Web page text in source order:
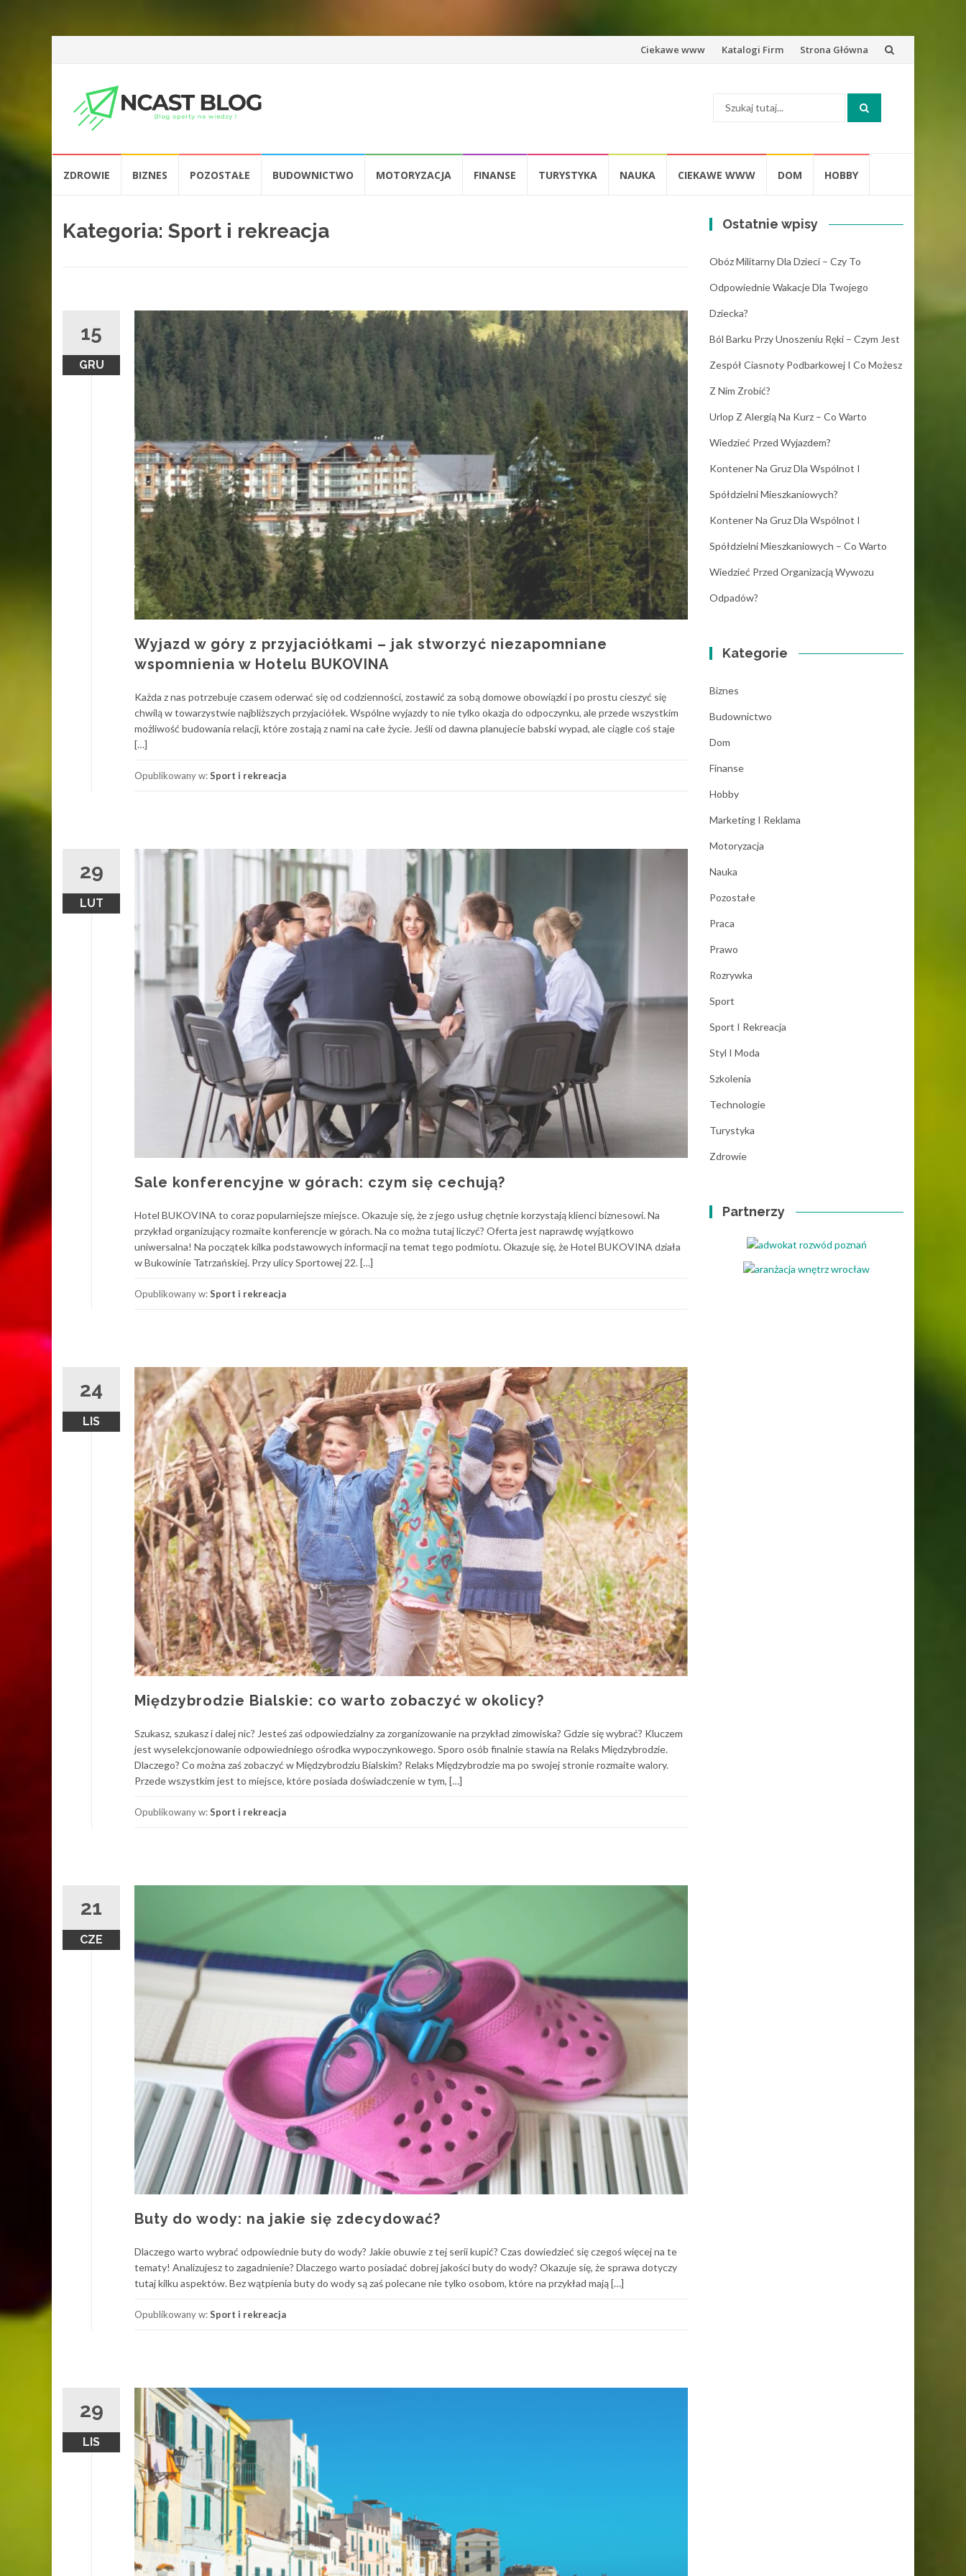
Przejdź
Ciekawe www Katalogi Firm Strona Główna
ZDROWIE BIZNES POZOSTAŁE BUDOWNICTWO MOTORYZACJA FINANSE TURYSTYKA NAUKA CIEKAWE WWW DOM HOBBY
Kategoria: Sport i rekreacja
15
GRU
Wyjazd w góry z przyjaciółkami – jak stworzyć niezapomniane
wspomnienia w Hotelu BUKOVINA
Każda z nas potrzebuje czasem oderwać się od codzienności, zostawić za sobą domowe obowiązki i po prostu cieszyć się
chwilą w towarzystwie najbliższych przyjaciółek. Wspólne wyjazdy to nie tylko okazja do odpoczynku, ale przede wszystkim
możliwość budowania relacji, które zostają z nami na całe życie. Jeśli od dawna planujecie babski wypad, ale ciągle coś staje
[…]
Opublikowany w:Sport i rekreacja
29
LUT
Sale konferencyjne w górach: czym się cechują?
Hotel BUKOVINA to coraz popularniejsze miejsce. Okazuje się, że z jego usług chętnie korzystają klienci biznesowi. Na
przykład organizujący rozmaite konferencje w górach. Na co można tutaj liczyć? Oferta jest naprawdę wyjątkowo
uniwersalna! Na początek kilka podstawowych informacji na temat tego podmiotu. Okazuje się, że Hotel BUKOVINA działa
w Bukowinie Tatrzańskiej. Przy ulicy Sportowej 22. […]
Opublikowany w:Sport i rekreacja
24
LIS
Międzybrodzie Bialskie: co warto zobaczyć w okolicy?
Szukasz, szukasz i dalej nic? Jesteś zaś odpowiedzialny za zorganizowanie na przykład zimowiska? Gdzie się wybrać? Kluczem
jest wyselekcjonowanie odpowiedniego ośrodka wypoczynkowego. Sporo osób finalnie stawia na Relaks Międzybrodzie.
Dlaczego? Co można zaś zobaczyć w Międzybrodziu Bialskim? Relaks Międzybrodzie ma po swojej stronie rozmaite walory.
Przede wszystkim jest to miejsce, które posiada doświadczenie w tym, […]
Opublikowany w:Sport i rekreacja
21
CZE
Buty do wody: na jakie się zdecydować?
Dlaczego warto wybrać odpowiednie buty do wody? Jakie obuwie z tej serii kupić? Czas dowiedzieć się czegoś więcej na te
tematy! Analizujesz to zagadnienie? Dlaczego warto posiadać dobrej jakości buty do wody? Okazuje się, że sprawa dotyczy
tutaj kilku aspektów. Bez wątpienia buty do wody są zaś polecane nie tylko osobom, które na przykład mają […]
Opublikowany w:Sport i rekreacja
29
LIS
Ostatnie wpisy
Obóz Militarny Dla Dzieci – Czy To
Odpowiednie Wakacje Dla Twojego
Dziecka?
Ból Barku Przy Unoszeniu Ręki – Czym Jest
Zespół Ciasnoty Podbarkowej I Co Możesz
Z Nim Zrobić?
Urlop Z Alergią Na Kurz – Co Warto
Wiedzieć Przed Wyjazdem?
Kontener Na Gruz Dla Wspólnot I
Spółdzielni Mieszkaniowych?
Kontener Na Gruz Dla Wspólnot I
Spółdzielni Mieszkaniowych – Co Warto
Wiedzieć Przed Organizacją Wywozu
Odpadów?
Kategorie
Biznes
Budownictwo
Dom
Finanse
Hobby
Marketing I Reklama
Motoryzacja
Nauka
Pozostałe
Praca
Prawo
Rozrywka
Sport
Sport I Rekreacja
Styl I Moda
Szkolenia
Technologie
Turystyka
Zdrowie
Partnerzy